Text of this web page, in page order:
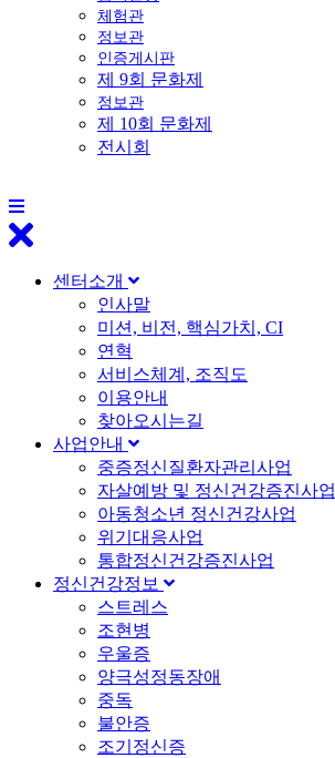
체험관
정보관
인증게시판
제 9회 문화제
정보관
제 10회 문화제
전시회
센터소개
인사말
미션, 비전, 핵심가치, CI
연혁
서비스체계, 조직도
이용안내
찾아오시는길
사업안내
중증정신질환자관리사업
자살예방 및 정신건강증진사업
아동청소년 정신건강사업
위기대응사업
통합정신건강증진사업
정신건강정보
스트레스
조현병
우울증
양극성정동장애
중독
불안증
조기정신증